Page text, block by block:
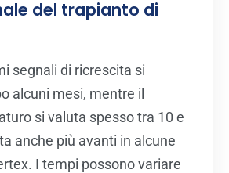
del trapianto di
segnali di ricrescita si
alcuni mesi, mentre il
si valuta spesso tra 10 e
anche più avanti in alcune
I tempi possono variare